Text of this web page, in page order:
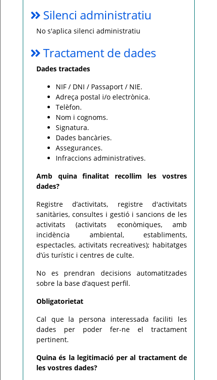
Silenci administratiu
No s'aplica silenci administratiu
Tractament de dades
Dades tractades
NIF / DNI / Passaport / NIE.
Adreça postal i/o electrònica.
Telèfon.
Nom i cognoms.
Signatura.
Dades bancàries.
Assegurances.
Infraccions administratives.
Amb quina finalitat recollim les vostres
dades?
Registre d’activitats, registre d'activitats
sanitàries, consultes i gestió i sancions de les
activitats (activitats econòmiques, amb
incidència ambiental, establiments,
espectacles, activitats recreatives); habitatges
d’ús turístic i centres de culte.
No es prendran decisions automatitzades
sobre la base d’aquest perfil.
Obligatorietat
Cal que la persona interessada faciliti les
dades per poder fer-ne el tractament
pertinent.
Quina és la legitimació per al tractament de
les vostres dades?